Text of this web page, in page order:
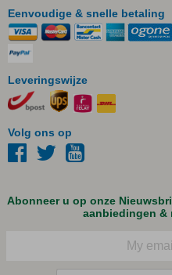
Eenvoudige & snelle betaling
Leveringswijze
Volg ons op
Abonneer u op onze
aanbiedingen &